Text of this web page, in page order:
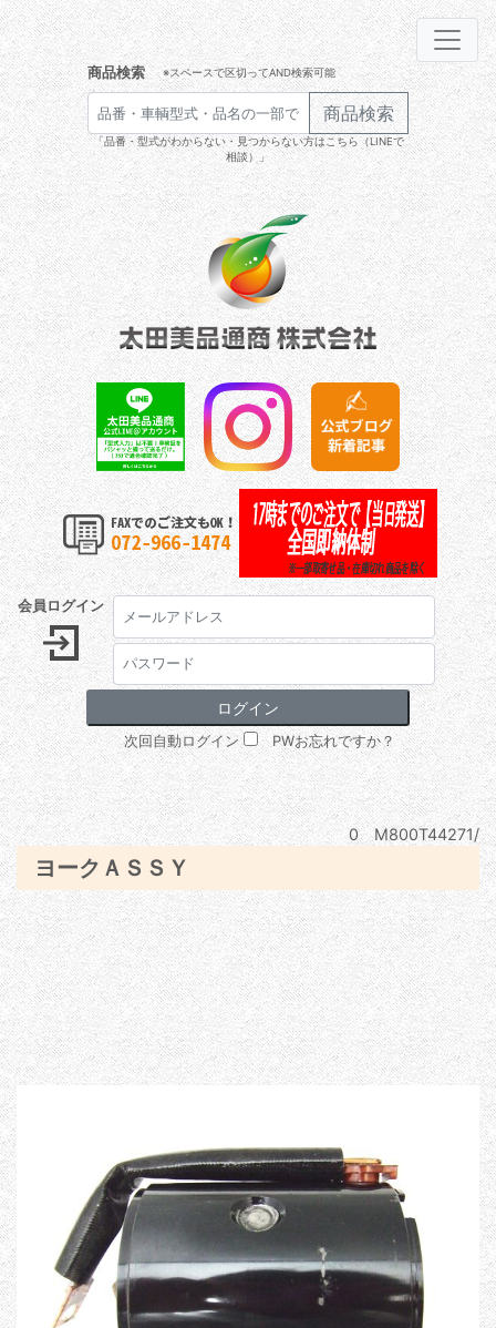
商品検索 ※スペースで区切ってAND検索可能
商品検索
「品番・型式がわからない・見つからない方はこちら（LINEで
相談）」
会員ログイン
次回自動ログイン PWお忘れですか？
0 M800T44271/
ヨークＡＳＳＹ